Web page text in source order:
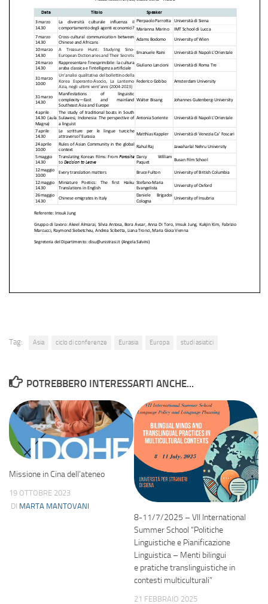
Tag: Asia ciclo di conferenze Eurasia Europa studi asiatici
POTREBBERO INTERESSARTI ANCHE...
Missione in Cina dell’ateneo
19 OTTOBRE 2023
DI MARTA MANTOVANI
8-11/7/2025 – VII International
Summer School “Politiche
Linguistiche e Pianificazione
Linguistica – Menti bilingui
e pratiche translinguistiche in
contesti multiculturali”
21 FEBBRAIO 2025